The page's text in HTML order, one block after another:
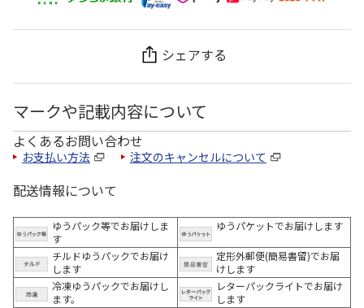
シェアする
マークや記載内容について
よくあるお問い合わせ
お支払い方法 注文のキャンセルについて
配送情報について
ゆうパック等でお届けしま
す
ゆうパケットでお届けします
チルドゆうパックでお届け
します
定形外郵便(簡易書留)でお届
けします
冷凍ゆうパックでお届けし
ます。
レターパックライトでお届け
します